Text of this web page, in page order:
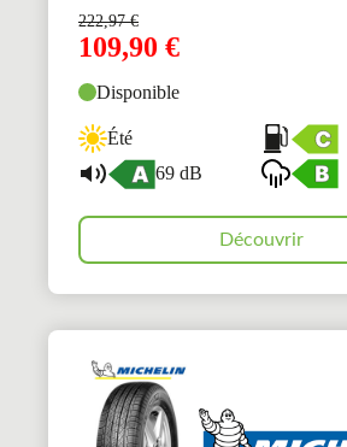
222,97€
109,90 €
Disponible
Été
69 dB
Découvrir